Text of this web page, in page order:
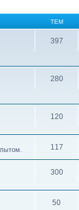
ТЕМ
397
280
120
117
300
50